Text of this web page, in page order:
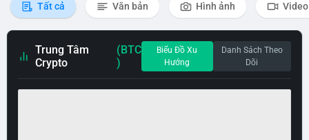
Tất cả Văn bản Hình ảnh Video
Trung Tâm
Crypto
(BTC
)
Biểu Đồ Xu
Hướng
Danh Sách Theo
Dõi